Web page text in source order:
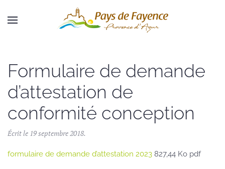
Skip to main content
Formulaire de demande
d’attestation de
conformité conception
Écrit le 19 septembre 2018.
formulaire de demande d’attestation 2023 827,44 Ko pdf